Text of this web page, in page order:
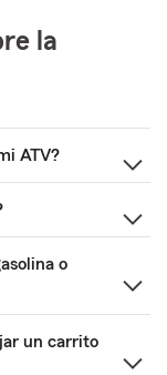
la
ATV?
o
un carrito